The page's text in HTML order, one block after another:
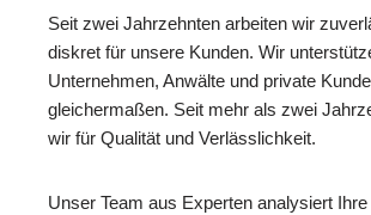
Seit zwei Jahrzehnten arbeiten wir
diskret für unsere Kunden. Wir
Unternehmen, Anwälte und private
gleichermaßen. Seit mehr als zwei
wir für Qualität und Verlässlichkeit.
Unser Team aus Experten analysiert